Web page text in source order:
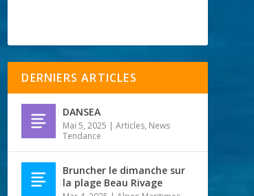
DERNIERS ARTICLES
DANSEA
Mai 5, 2025 |Articles, News
Tendance
Bruncher le dimanche sur
la plage Beau Rivage